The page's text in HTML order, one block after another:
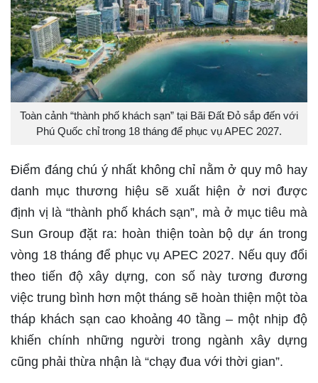
Toàn cảnh “thành phố khách sạn” tại Bãi Đất Đỏ sắp đến với
Phú Quốc chỉ trong 18 tháng để phục vụ APEC 2027.
Điểm đáng chú ý nhất không chỉ nằm ở quy mô hay
danh mục thương hiệu sẽ xuất hiện ở nơi được
định vị là “thành phố khách sạn”, mà ở mục tiêu mà
Sun Group đặt ra: hoàn thiện toàn bộ dự án trong
vòng 18 tháng để phục vụ APEC 2027. Nếu quy đổi
theo tiến độ xây dựng, con số này tương đương
việc trung bình hơn một tháng sẽ hoàn thiện một tòa
tháp khách sạn cao khoảng 40 tầng – một nhịp độ
khiến chính những người trong ngành xây dựng
cũng phải thừa nhận là “chạy đua với thời gian”.